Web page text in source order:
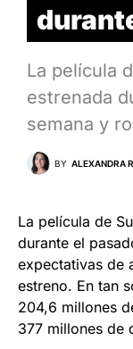
La película
estrenada
semana y
BY ALEXANDRA
La película de
durante el
expectativas de
estreno. En tan
204,6 millones
377 millones de